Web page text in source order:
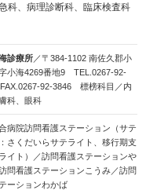
科、病理診断科、臨床検査科
診療所／〒384-1102 南佐久郡小
小海4269番地9 TEL.0267-92-
92-3846 標榜科目／内
科、眼科
病院訪問看護ステーション（サテ
さくだいらサテライト、移行期支
イト）／訪問看護ステーションや
問看護ステーションこうみ／訪問
ーションわかば